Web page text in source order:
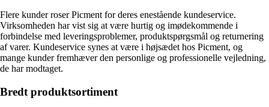
Flere kunder roser Picment for deres enestående kundeservice.
Virksomheden har vist sig at være hurtig og imødekommende i
forbindelse med leveringsproblemer, produktspørgsmål og returnering
af varer. Kundeservice synes at være i højsædet hos Picment, og
mange kunder fremhæver den personlige og professionelle vejledning,
de har modtaget.
Bredt produktsortiment